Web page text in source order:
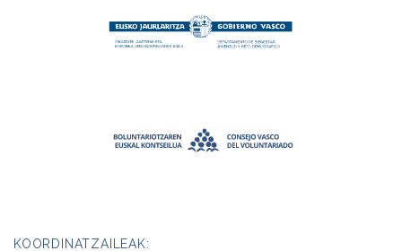
KOORDINATZAILEAK: